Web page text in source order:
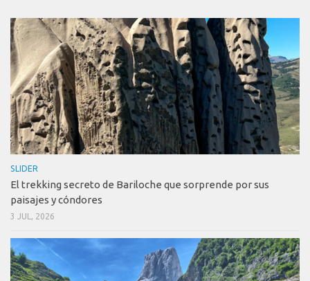
SLIDER
El trekking secreto de Bariloche que sorprende por sus
paisajes y cóndores
3 JUL, 2026